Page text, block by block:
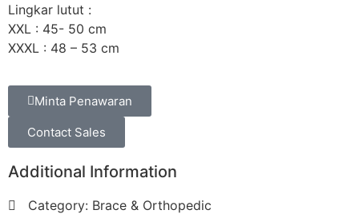
Lingkar lutut :
XXL : 45- 50 cm
XXXL : 48 – 53 cm
Minta Penawaran
Contact Sales
Additional Information
Category: Brace & Orthopedic